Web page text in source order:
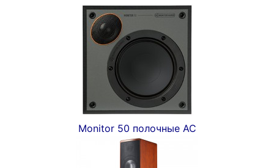
Monitor 50 полочные АС